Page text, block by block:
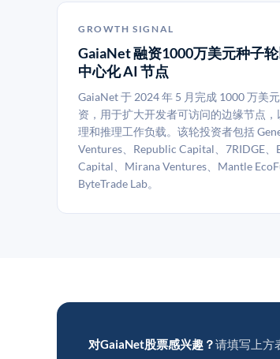
GROWTH SIGNAL
GaiaNet 融资1000万美元种子
中心化 AI 节点
GaiaNet 于 2024 年 5 月完成 1000 万美
资，用于扩大开发者可访问的边缘节点，
理和推理工作负载。该轮投资者包括
Ventures、Republic Capital、7RIDGE、
Capital、Mirana Ventures、Mantle
ByteTrade Lab。
对GaiaNet股票感兴趣？请填写上方